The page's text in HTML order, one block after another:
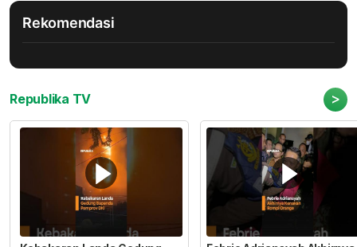
Rekomendasi
Republika TV >